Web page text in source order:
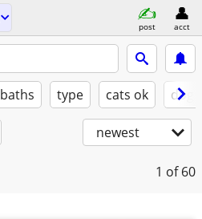
post acct
baths type cats ok
newest
1 of 60